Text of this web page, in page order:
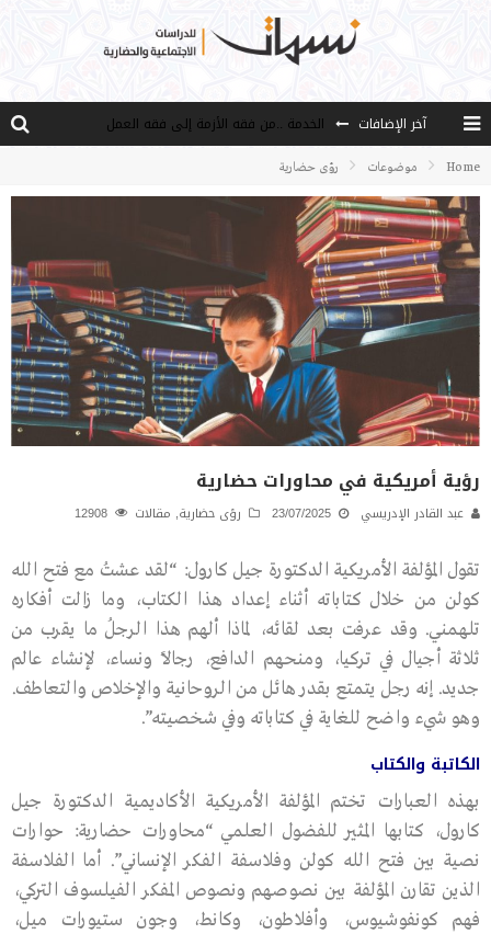
آخر الإضافات
الخدمة ..من فقه الأزمة إلى فقه العمل
مصادر العلم وسببه
هذا النهج نهج أصيل
Home موضوعات رؤى حضارية
رؤية أمريكية في محاورات حضارية
عبد القادر الإدريسي 23/07/2025 رؤى حضارية, مقالات
تقول المؤلفة الأمريكية الدكتورة جيل كارول: “لقد عشتُ مع فتح الله
كولن من خلال كتاباته أثناء إعداد هذا الكتاب، وما زالت أفكاره
تلهمني. وقد عرفت بعد لقائه، لماذا ألهم هذا الرجلُ ما يقرب من
ثلاثة أجيال في تركيا، ومنحهم الدافع، رجالاً ونساء، لإنشاء عالم
جديد. إنه رجل يتمتع بقدر هائل من الروحانية والإخلاص والتعاطف.
وهو شيء واضح للغاية في كتاباته وفي شخصيته”.
الكاتبة والكتاب
بهذه العبارات تختم المؤلفة الأمريكية الأكاديمية الدكتورة جيل
كارول، كتابها المثير للفضول العلمي “محاورات حضارية: حوارات
نصية بين فتح الله كولن وفلاسفة الفكر الإنساني”. أما الفلاسفة
الذين تقارن المؤلفة بين نصوصهم ونصوص المفكر الفيلسوف التركي،
فهم كونفوشيوس، وأفلاطون، وكانط، وجون ستيورات ميل،